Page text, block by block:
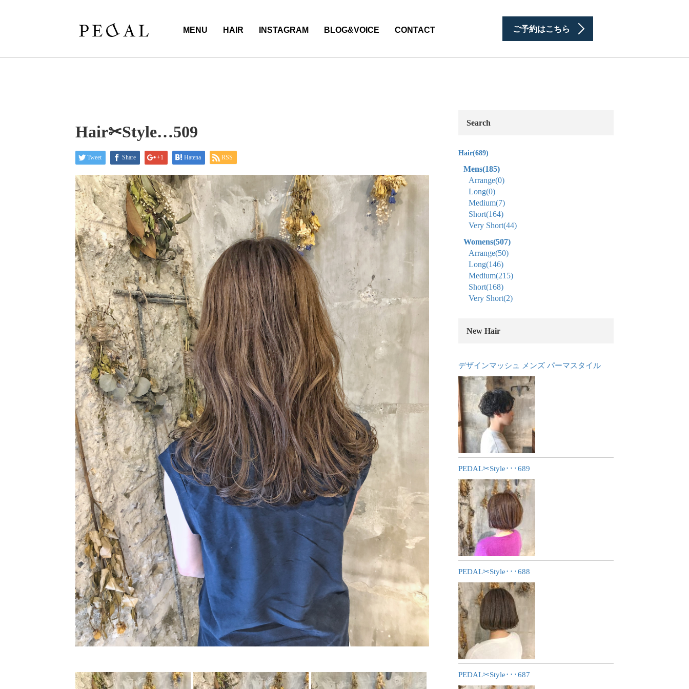
MENU HAIR INSTAGRAM BLOG&VOICE CONTACT ご予約はこちら
Hair✂︎Style…509
Tweet Share +1 Hatena RSS
Search
Hair(689)
Mens(185)
Arrange(0)
Long(0)
Medium(7)
Short(164)
Very Short(44)
Womens(507)
Arrange(50)
Long(146)
Medium(215)
Short(168)
Very Short(2)
New Hair
デザインマッシュ メンズ パーマスタイル
PEDAL✂︎Style･･･689
PEDAL✂︎Style･･･688
PEDAL✂︎Style･･･687